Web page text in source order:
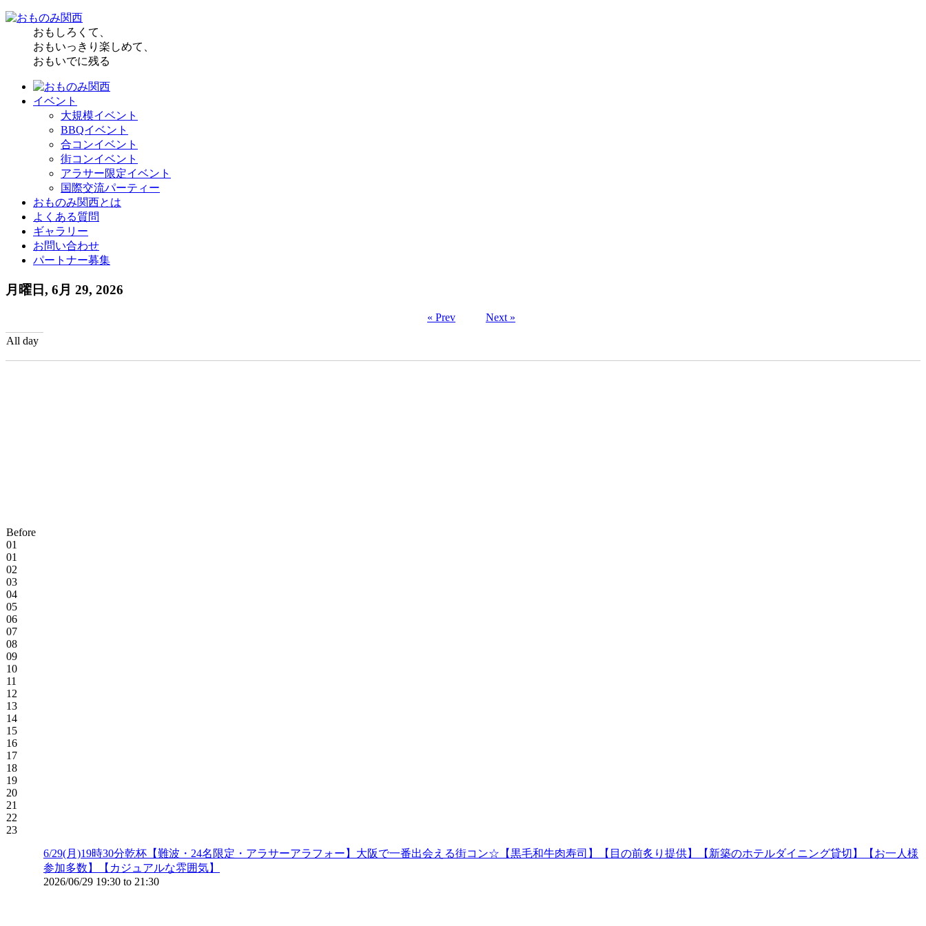
おもしろくて、
おもいっきり楽しめて、
おもいでに残る
イベント
大規模イベント
BBQイベント
合コンイベント
街コンイベント
アラサー限定イベント
国際交流パーティー
おものみ関西とは
よくある質問
ギャラリー
お問い合わせ
パートナー募集
月曜日, 6月 29, 2026
« Prev
Next »
All day
Before
01
01
02
03
04
05
06
07
08
09
10
11
12
13
14
15
16
17
18
19
20
21
22
23
6/29(月)19時30分乾杯【難波・24名限定・アラサーアラフォー】大阪で一番出会える街コン☆【黒毛和牛肉寿司】【目の前炙り提供】【新築のホテルダイニング貸切】【お一人様
参加多数】【カジュアルな雰囲気】
2026/06/29 19:30 to 21:30